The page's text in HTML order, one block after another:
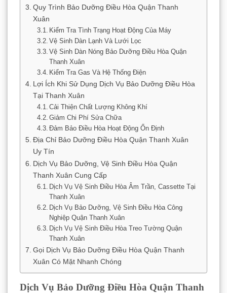
Quy Trình Bảo Dưỡng Điều Hòa Quận Thanh
Xuân
Kiểm Tra Tình Trạng Hoạt Động Của Máy
Vệ Sinh Dàn Lạnh Và Lưới Lọc
Vệ Sinh Dàn Nóng Bảo Dưỡng Điều Hòa Quận
Thanh Xuân
Kiểm Tra Gas Và Hệ Thống Điện
Lợi Ích Khi Sử Dụng Dịch Vụ Bảo Dưỡng Điều Hòa
Tại Thanh Xuân
Cải Thiện Chất Lượng Không Khí
Giảm Chi Phí Sửa Chữa
Đảm Bảo Điều Hòa Hoạt Động Ổn Định
Địa Chỉ Bảo Dưỡng Điều Hòa Quận Thanh Xuân
Uy Tín
Dịch Vụ Bảo Dưỡng, Vệ Sinh Điều Hòa Quận
Thanh Xuân Cung Cấp
Dịch Vụ Vệ Sinh Điều Hòa Âm Trần, Cassette Tại
Thanh Xuân
Dịch Vụ Bảo Dưỡng, Vệ Sinh Điều Hòa Công
Nghiệp Quận Thanh Xuân
Dịch Vụ Vệ Sinh Điều Hòa Treo Tường Quận
Thanh Xuân
Gọi Dịch Vụ Bảo Dưỡng Điều Hòa Quận Thanh
Xuân Có Mặt Nhanh Chóng
Dịch Vụ Bảo Dưỡng Điều Hòa Quận Thanh